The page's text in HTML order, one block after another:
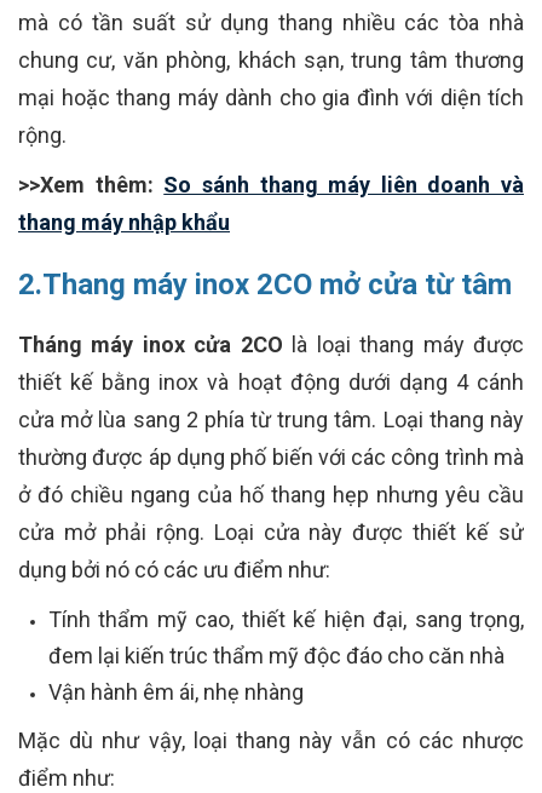
mà có tần suất sử dụng thang nhiều các tòa nhà
chung cư, văn phòng, khách sạn, trung tâm thương
mại hoặc thang máy dành cho gia đình với diện tích
rộng.
>>Xem thêm: So sánh thang máy liên doanh và
thang máy nhập khẩu
2.Thang máy inox 2CO mở cửa từ tâm
Tháng máy inox cửa 2CO là loại thang máy được
thiết kế bằng inox và hoạt động dưới dạng 4 cánh
cửa mở lùa sang 2 phía từ trung tâm. Loại thang này
thường được áp dụng phố biến với các công trình mà
ở đó chiều ngang của hố thang hẹp nhưng yêu cầu
cửa mở phải rộng. Loại cửa này được thiết kế sử
dụng bởi nó có các ưu điểm như:
Tính thẩm mỹ cao, thiết kế hiện đại, sang trọng,
đem lại kiến trúc thẩm mỹ độc đáo cho căn nhà
Vận hành êm ái, nhẹ nhàng
Mặc dù như vậy, loại thang này vẫn có các nhược
điểm như: